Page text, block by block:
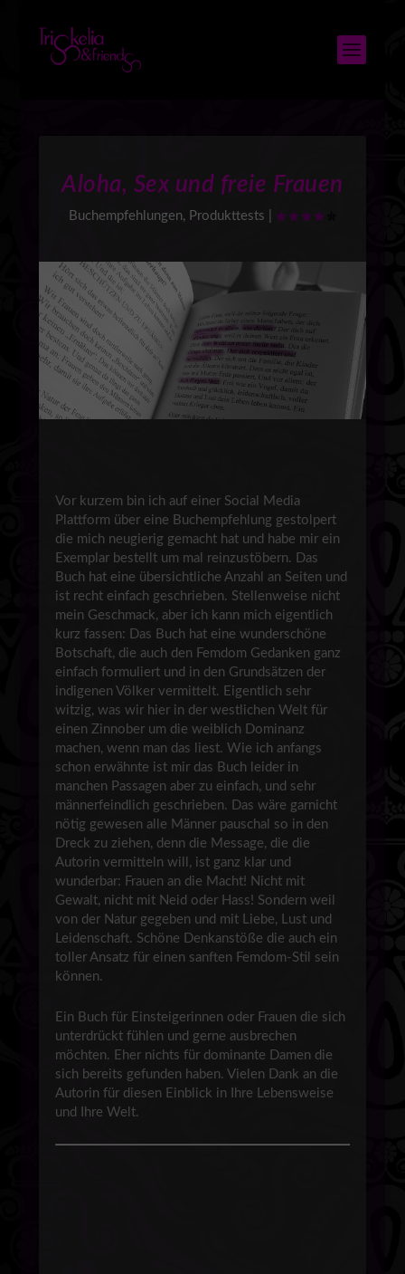
Aloha, Sex und freie Frauen
Buchempfehlungen, Produkttests
Vor kurzem bin ich auf einer Social Media
Plattform über eine Buchempfehlung gestolpert
die mich neugierig gemacht hat und habe mir ein
Exemplar bestellt um mal reinzustöbern. Das
Buch hat eine übersichtliche Anzahl an Seiten und
ist recht einfach geschrieben. Stellenweise nicht
mein Geschmack, aber ich kann mich eigentlich
kurz fassen: Das Buch hat eine wunderschöne
Botschaft, die auch den Femdom Gedanken ganz
einfach formuliert und in den Grundsätzen der
indigenen Völker vermittelt. Eigentlich sehr
witzig, was wir hier in der westlichen Welt für
einen Zinnober um die weiblich Dominanz
machen, wenn man das liest. Wie ich anfangs
schon erwähnte ist mir das Buch leider in
manchen Passagen aber zu einfach, und sehr
männerfeindlich geschrieben. Das wäre garnicht
nötig gewesen alle Männer pauschal so in den
Dreck zu ziehen, denn die Message, die die
Autorin vermitteln will, ist ganz klar und
wunderbar: Frauen an die Macht! Nicht mit
Gewalt, nicht mit Neid oder Hass! Sondern weil
von der Natur gegeben und mit Liebe, Lust und
Leidenschaft. Schöne Denkanstöße die auch ein
toller Ansatz für einen sanften Femdom-Stil sein
können.
Ein Buch für Einsteigerinnen oder Frauen die sich
unterdrückt fühlen und gerne ausbrechen
möchten. Eher nichts für dominante Damen die
sich bereits gefunden haben. Vielen Dank an die
Autorin für diesen Einblick in Ihre Lebensweise
und Ihre Welt.